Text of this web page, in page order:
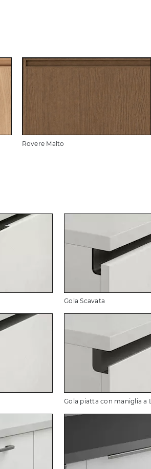
Rovere Malto
Gola Scavata
Gola piatta con maniglia a L